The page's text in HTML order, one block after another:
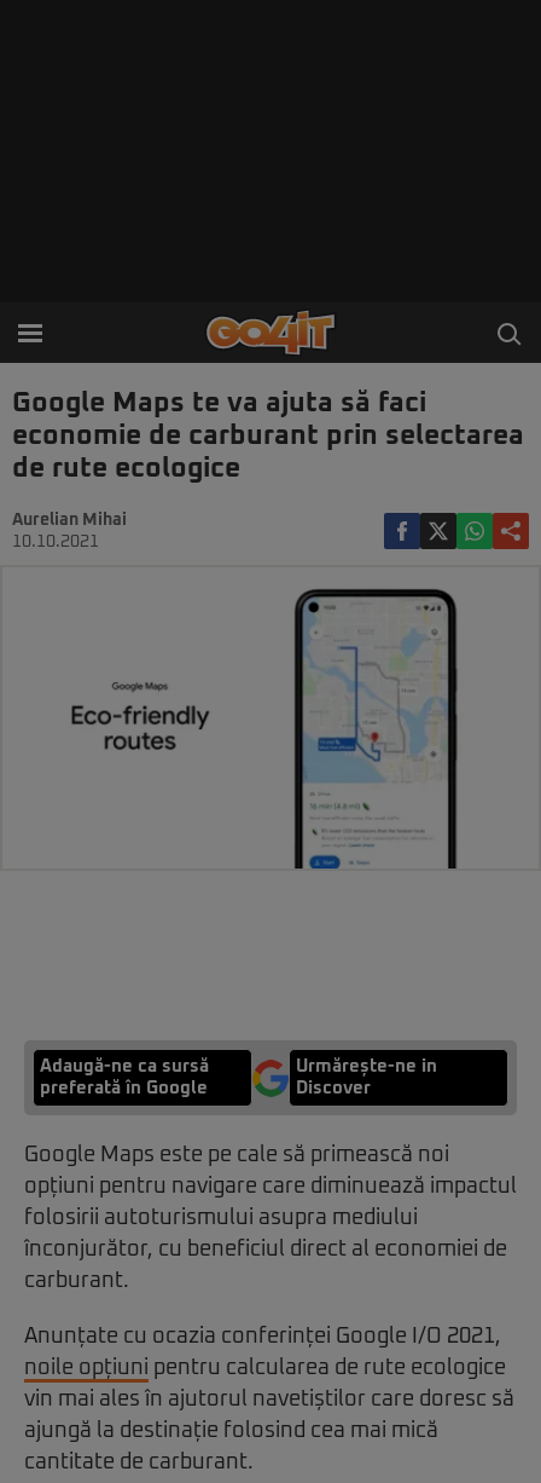
Google Maps te va ajuta să faci
economie de carburant prin selectarea
de rute ecologice
Aurelian Mihai
10.10.2021
Adaugă-ne ca sursă
preferată în Google
Urmărește-ne in
Discover
Google Maps este pe cale să primească noi
opțiuni pentru navigare care diminuează impactul
folosirii autoturismului asupra mediului
înconjurător, cu beneficiul direct al economiei de
carburant.
Anunțate cu ocazia conferinței Google I/O 2021,
noile opțiuni pentru calcularea de rute ecologice
vin mai ales în ajutorul navetiștilor care doresc să
ajungă la destinație folosind cea mai mică
cantitate de carburant.